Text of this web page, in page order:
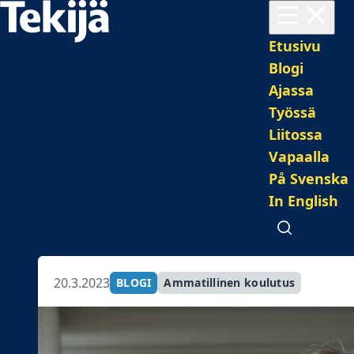
Etusivu
Blogi
Ajassa
Työssä
Liitossa
Vapaalla
På Svenska
In English
Avaa haku
20.3.2023 BLOGI Ammatillinen koulutus